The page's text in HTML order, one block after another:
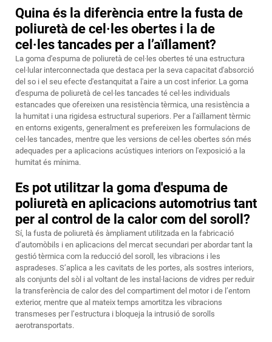
Quina és la diferència entre la fusta de
poliuretà de cel·les obertes i la de
cel·les tancades per a l’aïllament?
La goma d'espuma de poliuretà de cel·les obertes té una estructura
cel·lular interconnectada que destaca per la seva capacitat d'absorció
del so i el seu efecte d'estanquitat a l'aire a un cost inferior. La goma
d'espuma de poliuretà de cel·les tancades té cel·les individuals
estancades que ofereixen una resistència tèrmica, una resistència a
la humitat i una rigidesa estructural superiors. Per a l'aïllament tèrmic
en entorns exigents, generalment es prefereixen les formulacions de
cel·les tancades, mentre que les versions de cel·les obertes són més
adequades per a aplicacions acústiques interiors on l'exposició a la
humitat és mínima.
Es pot utilitzar la goma d'espuma de
poliuretà en aplicacions automotrius tant
per al control de la calor com del soroll?
Sí, la fusta de poliuretà és àmpliament utilitzada en la fabricació
d’automòbils i en aplicacions del mercat secundari per abordar tant la
gestió tèrmica com la reducció del soroll, les vibracions i les
aspradeses. S’aplica a les cavitats de les portes, als sostres interiors,
als conjunts del sòl i al voltant de les instal·lacions de vidres per reduir
la transferència de calor des del compartiment del motor i de l’entorn
exterior, mentre que al mateix temps amortitza les vibracions
transmeses per l’estructura i bloqueja la intrusió de sorolls
aerotransportats.